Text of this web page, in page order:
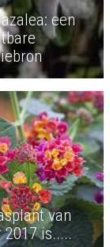
een
van
2017 is.....